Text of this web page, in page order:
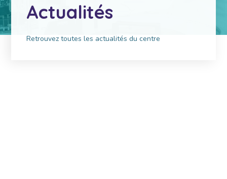
Actualités
Retrouvez toutes les actualités du centre